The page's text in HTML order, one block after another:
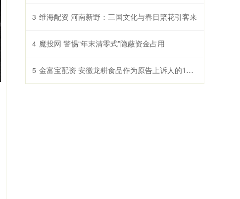
3 维海配资 河南新野：三国文化与春日繁花引客来
4 魔投网 警惕“年末清零式”隐蔽资金占用
5 金富宝配资 安徽龙耕食品作为原告上诉人的1起涉及侵害信息网络传播权纠纷的诉讼将于2025年7月22日开庭